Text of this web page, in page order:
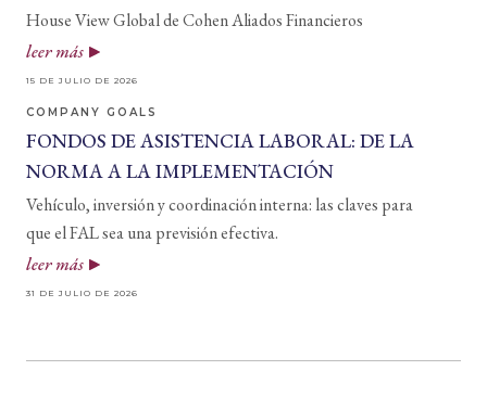
House View Global de Cohen Aliados Financieros
leer más
15 DE JULIO DE 2026
COMPANY GOALS
FONDOS DE ASISTENCIA LABORAL: DE LA
NORMA A LA IMPLEMENTACIÓN
Vehículo, inversión y coordinación interna: las claves para
que el FAL sea una previsión efectiva.
leer más
31 DE JULIO DE 2026